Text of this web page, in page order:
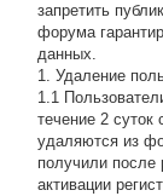
запретить
форума
данных.
1. Удаление
1.1
течение 2 суток
удаляются из
получили после
активации